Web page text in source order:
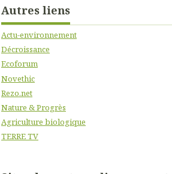
Autres liens
Actu-environnement
Décroissance
Ecoforum
Novethic
Rezo.net
Nature & Progrès
Agriculture biologique
TERRE TV